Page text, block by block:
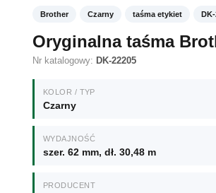
Brother Czarny taśma etykiet
Oryginalna taśma
Nr katalogowy: DK-22205
KOLOR / TYP
Czarny
WYDAJNOŚĆ
szer. 62 mm, dł. 30,48 m
PRODUCENT